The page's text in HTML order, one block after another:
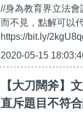
難接受竟拒譴
//身為教育界立法
而不見，點解可以
https://bit.ly/
2020-05-15
【大刀闊斧】
直斥題目不符